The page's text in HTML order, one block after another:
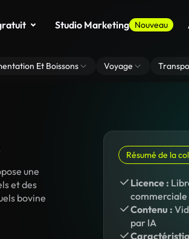
Studio Marketing Nouveau
Et Boissons Voyage
une
et des
bovine
Résumé de la
Licence :
commerciale
Contenu :
par IA